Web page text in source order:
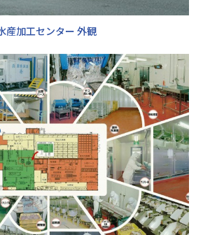
産加工センター 外観